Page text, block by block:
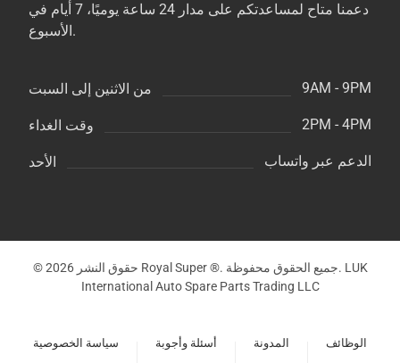
دعمنا متاح لمساعدتكم على مدار 24 ساعة يوميًا، 7 أيام في
الأسبوع.
من الاثنين إلى السبت 9AM - 9PM
وقت الغداء 2PM - 4PM
الأحد الدعم عبر واتساب
© حقوق النشر 2026 Royal Super ®. جميع الحقوق محفوظة. LUK
International Auto Spare Parts Trading LLC
سياسة الخصوصية أسئلة وأجوبة المدونة الوظائف